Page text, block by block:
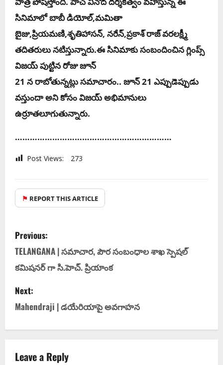
సినిమాలో బాబీ డియోల్‌,మ‌మితా
బైజు,ప్రియ‌మ‌ణి,శృతిహాస‌న్‌, న‌రేన్‌,ప్ర‌కాశ్ రాజ్ వ‌ర‌ల‌క్ష్మీ
త‌దిత‌రులు న‌టిస్తున్నారు.ఈ సినిమాకు సంబందించిన గ్లింప్స్
విజ‌య్ పుట్టిన రోజు జూన్
21 న రాబోతున్న‌ట్లు స‌మాచారం.. జూన్ 21 ఎప్పుడెప్పుడు
వ‌స్తుందా అని కోసం విజ‌య్ అభిమానులు
ఉర్రూత‌లూగుతున్నారు.
………………………………………………………
Post Views: 273
⚑ REPORT THIS ARTICLE
Previous:
TELANGANA | సమాచార, పౌర సంబంధాల శాఖ స్పెషల్
కమిషనర్ గా సి.హెచ్. ప్రియాంక
Next:
Mahendraji | డ‌యేరియాపై అవ‌గాహ‌న‌
Leave a Reply